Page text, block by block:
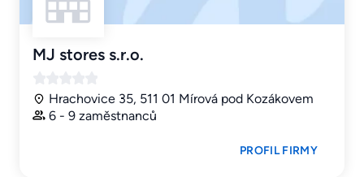
MJ stores s.r.o.
Hrachovice 35, 511 01 Mírová pod Kozákovem
6 - 9 zaměstnanců
PROFIL FIRMY